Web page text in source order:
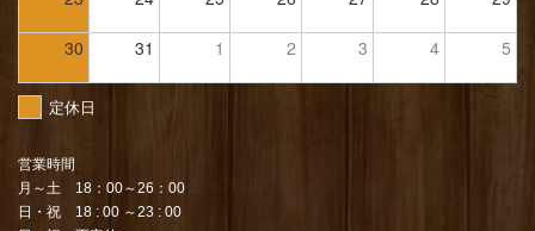
30 31 1 2 3 4 5
定休日
営業時間
月～土 18：00～26：00
日・祝 18 : 00 ～23 : 00